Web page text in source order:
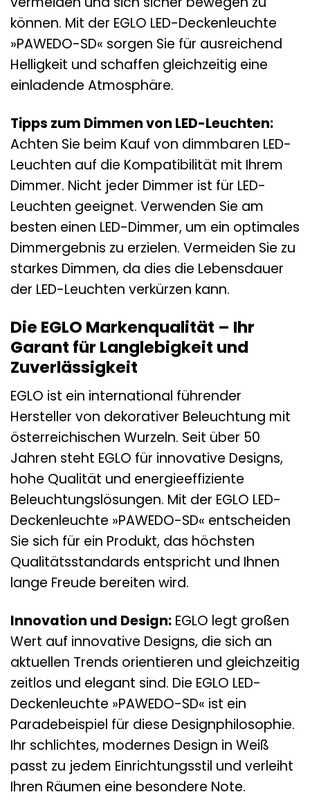
können. Mit der EGLO LED-Deckenleuchte
»PAWEDO-SD« sorgen Sie für ausreichend
Helligkeit und schaffen gleichzeitig eine
einladende Atmosphäre.
Tipps zum Dimmen von LED-Leuchten:
Achten Sie beim Kauf von dimmbaren LED-
Leuchten auf die Kompatibilität mit Ihrem
Dimmer. Nicht jeder Dimmer ist für LED-
Leuchten geeignet. Verwenden Sie am
besten einen LED-Dimmer, um ein optimales
Dimmergebnis zu erzielen. Vermeiden Sie zu
starkes Dimmen, da dies die Lebensdauer
der LED-Leuchten verkürzen kann.
Die EGLO Markenqualität – Ihr
Garant für Langlebigkeit und
Zuverlässigkeit
EGLO ist ein international führender
Hersteller von dekorativer Beleuchtung mit
österreichischen Wurzeln. Seit über 50
Jahren steht EGLO für innovative Designs,
hohe Qualität und energieeffiziente
Beleuchtungslösungen. Mit der EGLO LED-
Deckenleuchte »PAWEDO-SD« entscheiden
Sie sich für ein Produkt, das höchsten
Qualitätsstandards entspricht und Ihnen
lange Freude bereiten wird.
Innovation und Design: EGLO legt großen
Wert auf innovative Designs, die sich an
aktuellen Trends orientieren und gleichzeitig
zeitlos und elegant sind. Die EGLO LED-
Deckenleuchte »PAWEDO-SD« ist ein
Paradebeispiel für diese Designphilosophie.
Ihr schlichtes, modernes Design in Weiß
passt zu jedem Einrichtungsstil und verleiht
Ihren Räumen eine besondere Note.